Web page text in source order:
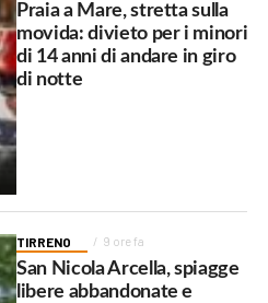
Praia a Mare, stretta sulla
movida: divieto per i minori
di 14 anni di andare in giro
di notte
TIRRENO 9 ore fa
San Nicola Arcella, spiagge
libere abbandonate e